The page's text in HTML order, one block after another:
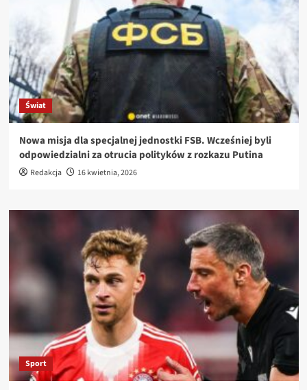
Świat
Nowa misja dla specjalnej jednostki FSB. Wcześniej byli
odpowiedzialni za otrucia polityków z rozkazu Putina
Redakcja 16 kwietnia, 2026
Sport